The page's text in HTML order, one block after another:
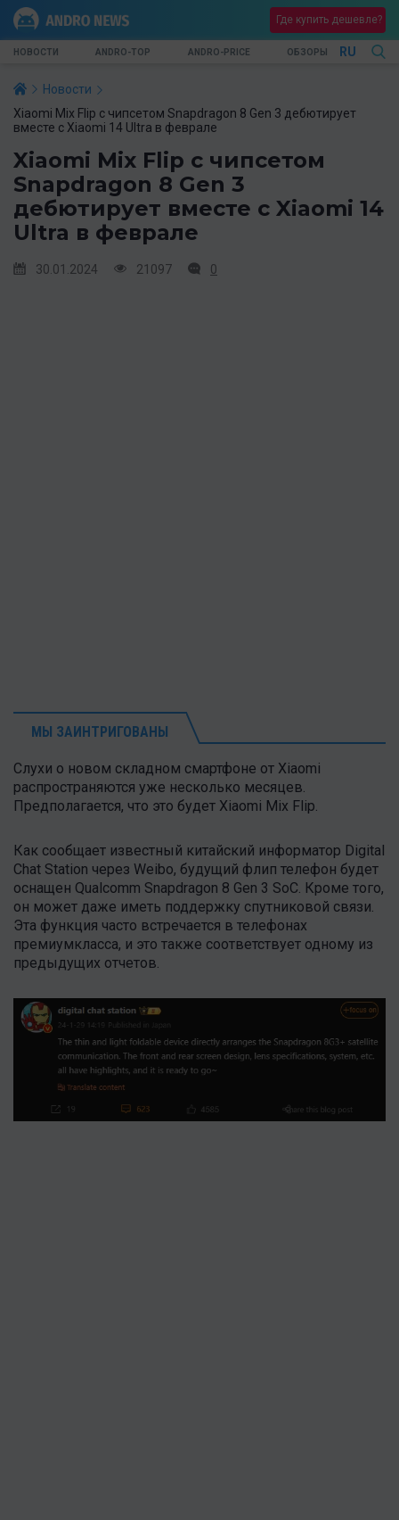
Где купить дешевле?
НОВОСТИ ANDRO-TOP ANDRO-PRICE ОБЗОРЫ RU
Новости
Xiaomi Mix Flip с чипсетом Snapdragon 8 Gen 3 дебютирует
вместе с Xiaomi 14 Ultra в феврале
Xiaomi Mix Flip с чипсетом
Snapdragon 8 Gen 3
дебютирует вместе с Xiaomi 14
Ultra в феврале
30.01.2024 21097 0
МЫ ЗАИНТРИГОВАНЫ
Слухи о новом складном смартфоне от Xiaomi
распространяются уже несколько месяцев.
Предполагается, что это будет Xiaomi Mix Flip.
Как сообщает известный китайский информатор Digital
Chat Station через Weibo, будущий флип телефон будет
оснащен Qualcomm Snapdragon 8 Gen 3 SoC. Кроме того,
он может даже иметь поддержку спутниковой связи.
Эта функция часто встречается в телефонах
премиумкласса, и это также соответствует одному из
предыдущих отчетов.